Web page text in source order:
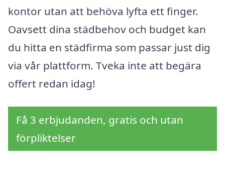
kontor utan att behöva lyfta ett finger.
Oavsett dina städbehov och budget kan
du hitta en städfirma som passar just dig
via vår plattform. Tveka inte att begära
offert redan idag!
Få 3 erbjudanden, gratis och utan
förpliktelser